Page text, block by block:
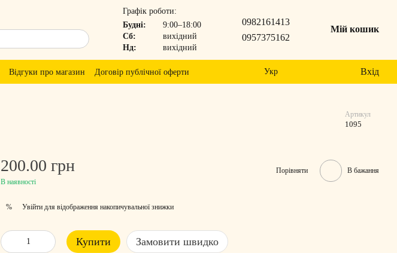
Графік роботи:
Будні:
9:00–18:00
Сб:
вихідний
Нд:
вихідний
0982161413
0957375162
Мій кошик
Відгуки про магазин Договір публічної оферти Укр Вхід
Артикул
1095
200.00 грн
В наявності
Порівняти В бажання
% Увійти для відображення накопичувальної знижки
Купити Замовити швидко